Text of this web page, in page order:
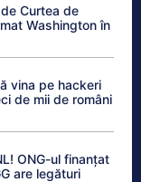
Curtea de
Washington în
vina pe hackeri
de mii de români
ONG-ul finanțat
are legături